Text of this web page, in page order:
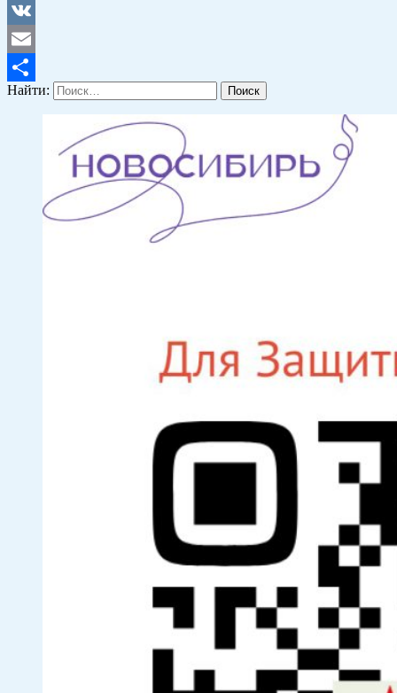
Odnoklassniki
VK
Email
Отправить
Найти: